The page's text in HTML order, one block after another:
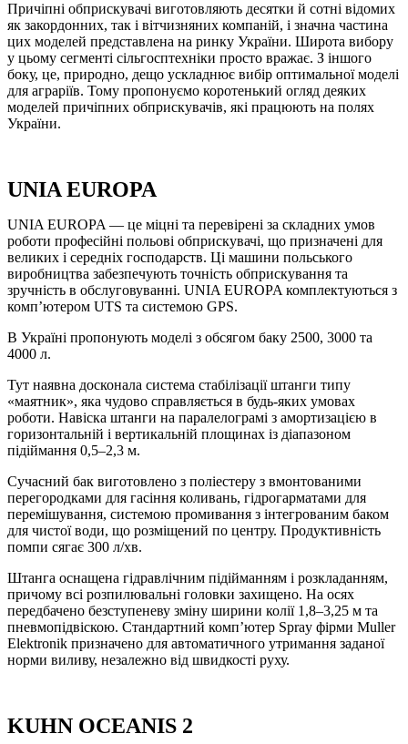
Причіпні обприскувачі виготовляють десятки й сотні відомих
як закордонних, так і вітчизняних компаній, і значна частина
цих моделей представлена на ринку України. Широта вибору
у цьому сегменті сільгосптехніки просто вражає. З іншого
боку, це, природно, дещо ускладнює вибір оптимальної моделі
для аграріїв. Тому пропонуємо коротенький огляд деяких
моделей причіпних обприскувачів, які працюють на полях
України.
UNIA EUROPA
UNIA EUROPA — це міцні та перевірені за складних умов
роботи професійні польові обприскувачі, що призначені для
великих і середніх господарств. Ці машини польського
виробництва забезпечують точність обприскування та
зручність в обслуговуванні. UNIA EUROPA комплектуються з
комп’ютером UTS та системою GPS.
В Україні пропонують моделі з обсягом баку 2500, 3000 та
4000 л.
Тут наявна досконала система стабілізації штанги типу
«маятник», яка чудово справляється в будь-яких умовах
роботи. Навіска штанги на паралелограмі з амортизацією в
горизонтальній і вертикальній площинах із діапазоном
підіймання 0,5–2,3 м.
Сучасний бак виготовлено з поліестеру з вмонтованими
перегородками для гасіння коливань, гідрогарматами для
перемішування, системою промивання з інтегрованим баком
для чистої води, що розміщений по центру. Продуктивність
помпи сягає 300 л/хв.
Штанга оснащена гідравлічним підійманням і розкладанням,
причому всі розпилювальні головки захищено. На осях
передбачено безступеневу зміну ширини колії 1,8–3,25 м та
пневмопідвіскою. Стандартний комп’ютер Spray фірми Muller
Elektronik призначено для автоматичного утримання заданої
норми виливу, незалежно від швидкості руху.
KUHN OCEANIS 2